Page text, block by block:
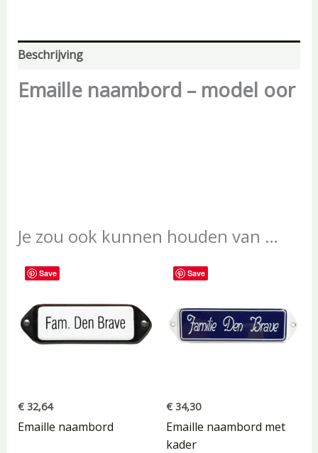
Beschrijving
Emaille naambord – model oor
Je zou ook kunnen houden van …
Save
€32,64
Emaille naambord
Save
€ 34,30
Emaille naambord met
kader